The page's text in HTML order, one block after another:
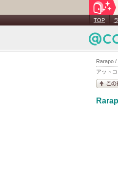
Rarapo
アットコ
TOP